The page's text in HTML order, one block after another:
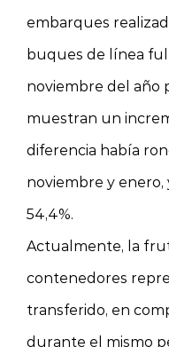
embarques
buques de línea
noviembre del año
muestran un
diferencia había
noviembre y
54,4%.
Actualmente, la
contenedores
transferido, en
durante el mismo